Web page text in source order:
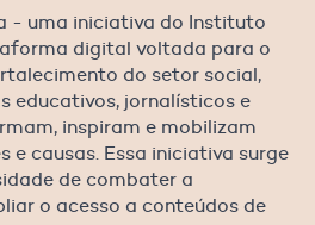
- uma iniciativa do Instituto
digital voltada para o
do setor social,
educativos, jornalísticos e
inspiram e mobilizam
e causas. Essa iniciativa surge
de combater a
o acesso a conteúdos de